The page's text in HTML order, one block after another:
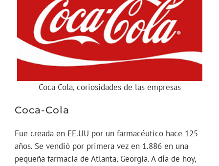
Coca Cola, coriosidades de las empresas
Coca-Cola
Fue creada en EE.UU por un farmacéutico hace 125
años. Se vendió por primera vez en 1.886 en una
pequeña farmacia de Atlanta, Georgia. A día de hoy,